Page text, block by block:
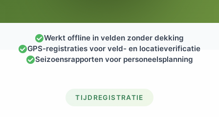
Werkt offline in velden zonder dekking
GPS-registraties voor veld- en locatieverificatie
Seizoensrapporten voor personeelsplanning
TIJDREGISTRATIE